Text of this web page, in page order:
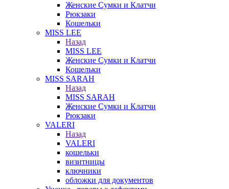
Женские Сумки и Клатчи
Рюкзаки
Кошельки
MISS LEE
Назад
MISS LEE
Женские Сумки и Клатчи
Кошельки
MISS SARAH
Назад
MISS SARAH
Женские Сумки и Клатчи
Рюкзаки
VALERI
Назад
VALERI
кошельки
визитницы
ключники
обложки для документов